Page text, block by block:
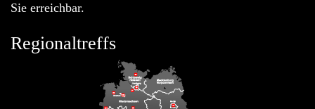
Sie erreichbar.
Regionaltreffs